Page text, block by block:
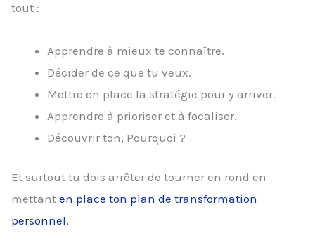
tout :
Apprendre à mieux te connaître.
Décider de ce que tu veux.
Mettre en place la stratégie pour y arriver.
Apprendre à prioriser et à focaliser.
Découvrir ton, Pourquoi ?
Et surtout tu dois arrêter de tourner en rond en
mettant en place ton plan de transformation
personnel.